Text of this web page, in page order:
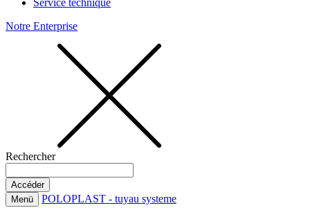
Service technique
Notre Enterprise
Rechercher
Menü POLOPLAST - tuyau systeme